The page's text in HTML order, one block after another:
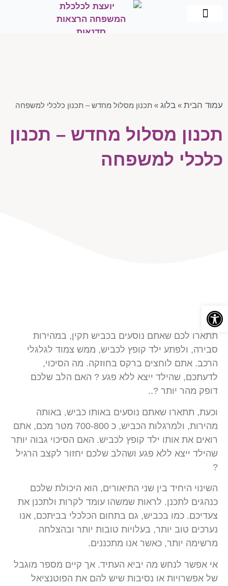
עמוד הבית » בלוג » תכנון מסלול מחדש – תכנון כלכלי למשפחה
תכנון מסלול מחדש – תכנון
כלכלי למשפחה
תתארו לכם שאתם נוסעים בכביש תקין, במהירות
סבירה, ולפתע ילד קופץ לכביש, ממש צמוד לגלגלי
הרכב. אתם לוחצים ברקס בחוזקה. מה הסיכוי,
לדעתכם, שהילד ייצא ללא פגע ? האם הלב שלכם
דופק מהר יותר ?..
וכעת, תתארו שאתם נוסעים באותו כביש, באותה
מהירות, ולמרגלות הכביש, כ 700-800 מטר מכם, אתם
רואים את אותו ילד קופץ לכביש. האם הסיכוי גבוה יותר
שהילד ייצא ללא פגע ושהלב שלכם יחזור לקצב הרגיל
?
השינוי היחיד בין שני התיאורים, הוא היכולת שלכם
כנהגים לתכנן. לראות שמשהו עומד לקרות ולתכנן את
צעדיכם. כמו בכביש, גם בתחום הכלכלי בביתכם, אנו
נערכים טוב יותר, בעלויות טובות יותר ובהצלחה
מרשימה יותר, כאשר אנו מתכננים.
אי אפשר לנחש מה יביא העתיד. אך קיים מספר מוגבל
של אפשרויות או נסיבות שיש להם את הפוטנציאל
פתח סרגל נגישות